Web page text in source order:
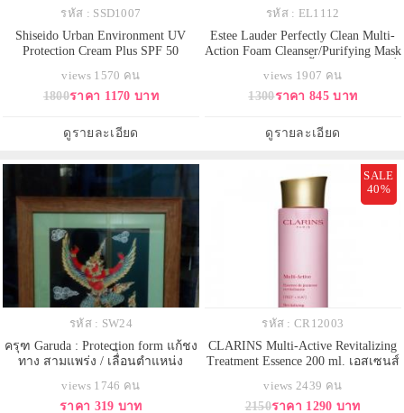
รหัส : SSD1007
Shiseido Urban Environment UV
Protection Cream Plus SPF 50
ครีมกันแดดสำหรับผิวหน้าและผิว
กาย ให้การปกป้องผิวจากรังสี UV ได้
บางเบา ไม่เหนอะหนะ รู้สึกสบายผิว
ให้ผิวเปล่งปลั่ง ส
views 1570 คน
1800ราคา 1170 บาท
ดูรายละเอียด
รหัส : EL1112
Estee Lauder Perfectly Clean Multi-
Action Foam Cleanser/Purifying Mask
มอบประสบการณ์นุ่มนวลล้ำลึกไม่
เหมือนใคร สำหรับการบำรุงผิวให้
มาส์ก ปรนเปรอผิวให้รู้สึกสะอาด
หมดจด ช่วยให้ผิว
views 1907 คน
1300ราคา 845 บาท
ดูรายละเอียด
รหัส : SW24
ครุฑ Garuda : Protection form แก้ชง
ทาง สามแพร่ง / เลื่ิอนตำแหน่ง
views 1746 คน
ราคา 319 บาท
SALE
40%
รหัส : CR12003
CLARINS Multi-Active Revitalizing
Treatment Essence 200 ml. เอสเซนส์
ผสานรวมกับสารสกัดจาก Acerola
Seed ที่ช่วยเติมความกระจ่างใสให้
views 2439 คน
2150ราคา 1290 บาท